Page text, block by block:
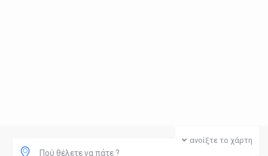
ανοίξτε το χάρτη
Πού θέλετε να πάτε ?